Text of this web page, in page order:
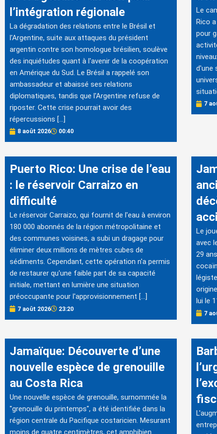
l’intégration régionale
La dégradation des relations entre le Brésil et
l'Argentine, suite aux attaques du président
argentin contre son homologue brésilien, soulève
des inquiétudes quant à l'avenir de la coopération
en Amérique du Sud. Le Brésil a rappelé son
ambassadeur et abaissé ses relations
diplomatiques, tandis que l'Argentine refuse de
riposter. Cette crise pourrait avoir des
répercussions […]
8 août 2026 00:40
Le
Rico
pour
d'une
7
Puerto Rico: Une crise de l’eau
: le réservoir Carraizo en
difficulté
Le réservoir Carraizo, qui fournit de l'eau à environ
180 000 abonnés de la région métropolitaine et
des communes voisines, a subi un dragage pour
éliminer deux millions de mètres cubes de
sédiments. Cependant, cette opération n'a permis
de restaurer qu'une faible part de sa capacité
initiale, mettant en lumière une situation
préoccupante pour l'approvisionnement […]
7 août 2026 23:20
Le
avec
29
lui le
7
Jamaïque: Découverte d’une
nouvelle espèce de grenouille
au Costa Rica
Une nouvelle espèce de grenouille, surnommée la
"grenouille du printemps", a été identifiée dans la
région centrale du Pacifique costaricien. Mesurant
moins de quatre centimètres, cet amphibien